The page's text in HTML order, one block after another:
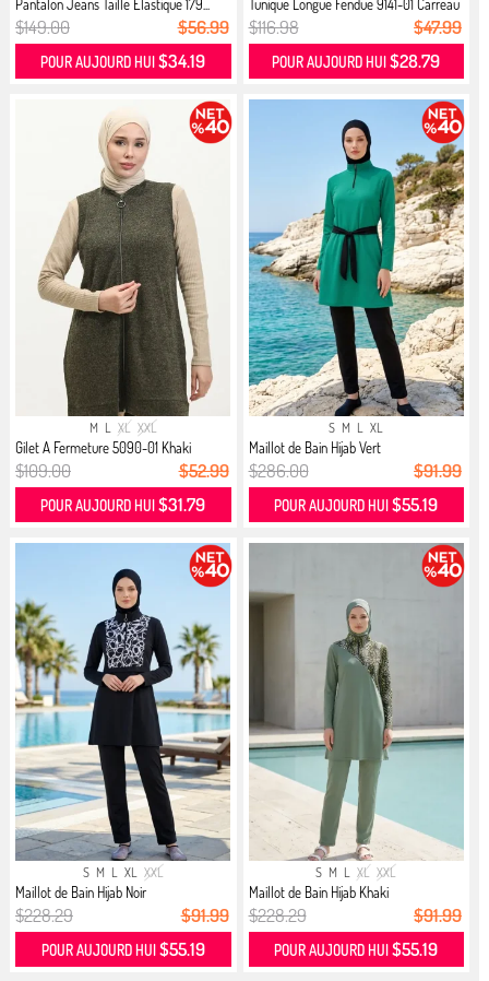
Pantalon Jeans Taille Elastique 179...
$149.00 $56.99
POUR AUJOURD HUI$34.19
Tunique Longue Fendue 9141-01 Carreau
$116.98 $47.99
POUR AUJOURD HUI$28.79
M L XL XXL
Gilet A Fermeture 5090-01 Khaki
$109.00 $52.99
POUR AUJOURD HUI$31.79
S M L XL
Maillot de Bain Hijab Vert
$286.00 $91.99
POUR AUJOURD HUI$55.19
S M L XL XXL
Maillot de Bain Hijab Noir
$228.29 $91.99
POUR AUJOURD HUI $55.19
S M L XL XXL
Maillot de Bain Hijab Khaki
$228.29 $91.99
POUR AUJOURD HUI$55.19